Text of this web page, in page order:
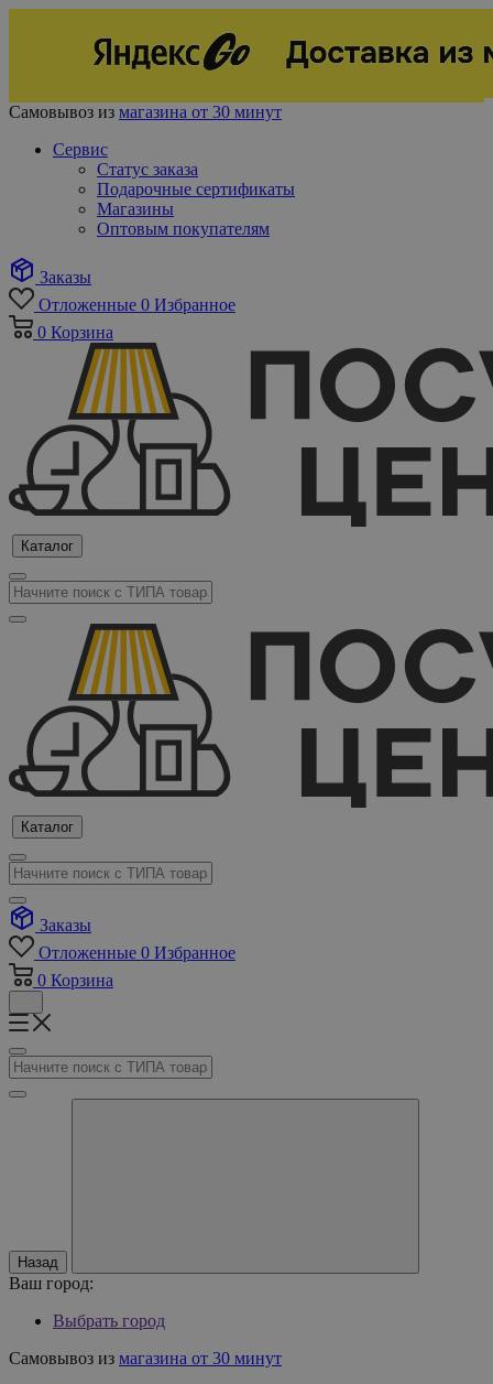
Самовывоз из магазина от 30 минут
Сервис
Статус заказа
Подарочные сертификаты
Магазины
Оптовым покупателям
Заказы
Отложенные 0 Избранное
0 Корзина
Каталог
Каталог
Заказы
Отложенные 0 Избранное
0 Корзина
Назад
Ваш город:
Выбрать город
Самовывоз из магазина от 30 минут